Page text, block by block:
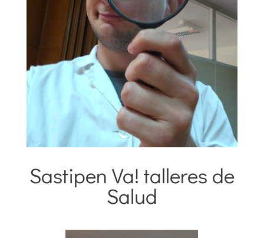
08 enero 2016 | Salud Comunitaria,Talleres
Educativos
Sastipen Va! talleres de
Salud